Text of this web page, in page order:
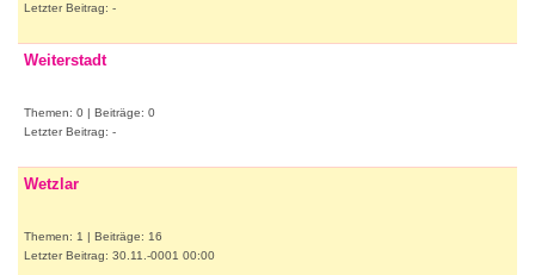
Letzter Beitrag: -
Weiterstadt
Themen: 0 | Beiträge: 0
Letzter Beitrag: -
Wetzlar
Themen: 1 | Beiträge: 16
Letzter Beitrag: 30.11.-0001 00:00